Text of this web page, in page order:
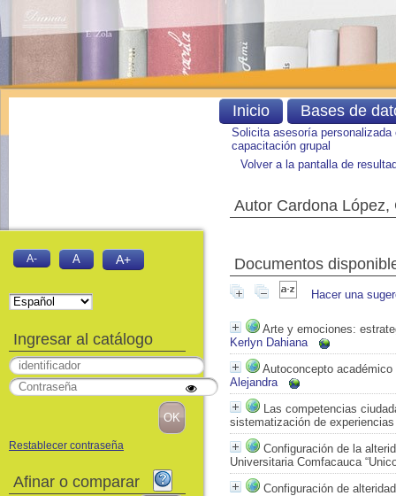
Solicita asesoría personalizada
capacitación grupal
Volver a la pantalla de
Autor Cardona López,
Documentos
Hacer una
Arte y emociones:
Kerlyn Dahiana
Autoconcepto
Alejandra
Las competencias
sistematización de experiencias
Configuración de la
Universitaria Comfacauca
Configuración de
Inicio Bases de
A- A A+
Ingresar al catálogo
Restablecer contraseña
Afinar o comparar